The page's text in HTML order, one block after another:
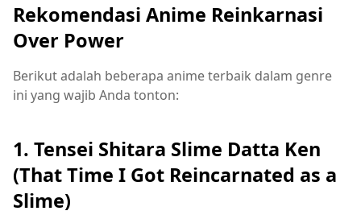
Rekomendasi Anime Reinkarnasi
Over Power
Berikut adalah beberapa anime terbaik dalam genre
ini yang wajib Anda tonton:
1. Tensei Shitara Slime Datta Ken
(That Time I Got Reincarnated as a
Slime)